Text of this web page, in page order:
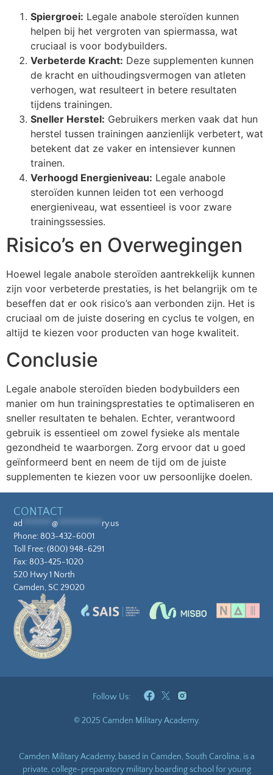
Spiergroei: Legale anabole steroïden kunnen
helpen bij het vergroten van spiermassa, wat
cruciaal is voor bodybuilders.
Verbeterde Kracht: Deze supplementen kunnen
de kracht en uithoudingsvermogen van atleten
verhogen, wat resulteert in betere resultaten
tijdens trainingen.
Sneller Herstel: Gebruikers merken vaak dat hun
herstel tussen trainingen aanzienlijk verbetert, wat
betekent dat ze vaker en intensiever kunnen
trainen.
Verhoogd Energieniveau: Legale anabole
steroïden kunnen leiden tot een verhoogd
energieniveau, wat essentieel is voor zware
trainingssessies.
Risico’s en Overwegingen
Hoewel legale anabole steroïden aantrekkelijk kunnen
zijn voor verbeterde prestaties, is het belangrijk om te
beseffen dat er ook risico’s aan verbonden zijn. Het is
cruciaal om de juiste dosering en cyclus te volgen, en
altijd te kiezen voor producten van hoge kwaliteit.
Conclusie
Legale anabole steroïden bieden bodybuilders een
manier om hun trainingsprestaties te optimaliseren en
sneller resultaten te behalen. Echter, verantwoord
gebruik is essentieel om zowel fysieke als mentale
gezondheid te waarborgen. Zorg ervoor dat u goed
geïnformeerd bent en neem de tijd om de juiste
supplementen te kiezen voor uw persoonlijke doelen.
CONTACT
ad ********@
ry.us
Phone:803-432-6001
Toll Free:(800) 948-6291
Fax: 803-425-1020
520 Hwy 1 North
Camden, SC 29020
Follow Us:
© 2025 Camden Military Academy.
Camden Military Academy, based in Camden, South Carolina, is a
private, college-preparatory military boarding school for young